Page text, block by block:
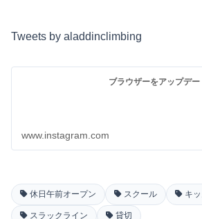
Tweets by aladdinclimbing
ブラウザーをアップデ
www.instagram.com
休日午前オープン スクール キ
スラックライン 貸切